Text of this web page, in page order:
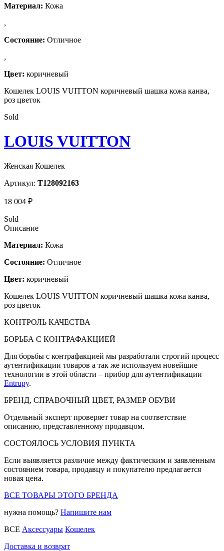
Материал: Кожа
,
Состояние: Отличное
,
Цвет: коричневый
Кошелек LOUIS VUITTON коричневый шашка кожа канва,
роз цветок
Sold
LOUIS VUITTON
Женская Кошелек
Артикул: T128092163
18 004 ₽
Sold
Описание
Материал: Кожа
Состояние: Отличное
Цвет: коричневый
Кошелек LOUIS VUITTON коричневый шашка кожа канва,
роз цветок
КОНТРОЛЬ КАЧЕСТВА
БОРЬБА С КОНТРАФАКЦИЕЙ
Для борьбы с контрафакцией мы разработали строгий процесс
аутентификации товаров а так же используем новейшие
технологии в этой области – прибор для аутентификации
Entrupy.
БРЕНД, СПРАВОЧНЫЙ ЦВЕТ, РАЗМЕР ОБУВИ
Отдельный эксперт проверяет товар на соответствие
описанию, представленному продавцом.
СОСТОЯЛОСЬ УСЛОВИЯ ПУНКТА
Если выявляется различие между фактическим и заявленным
состоянием товара, продавцу и покупателю предлагается
новая цена.
ВСЕ ТОВАРЫ ЭТОГО БРЕНДА
нужна помощь? Напишите нам
ВСЕ Аксессуары Кошелек
Доставка и возврат